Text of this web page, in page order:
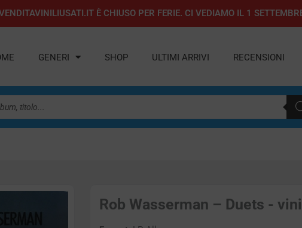
È CHIUSO PER FERIE. CI VEDIAMO IL 1
GENERI SHOP ULTIMI ARRIVI RECENSIONI
Rob Wasserman – Duets -